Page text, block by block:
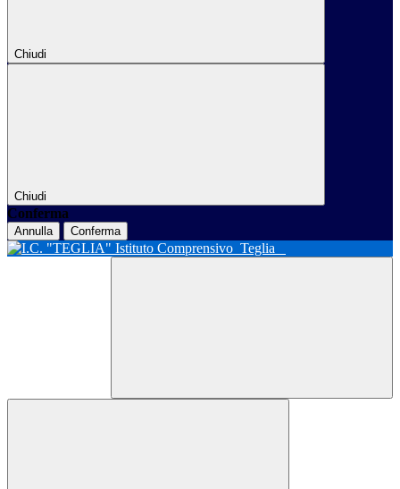
Chiudi
Chiudi
Conferma
Annulla Conferma
Istituto Comprensivo Teglia